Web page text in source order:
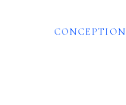
CONCEPTION